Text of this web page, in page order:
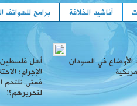
برامج للهواتف أناشيد الخلافة
في السودان
أهل
الإجرام:
فمتى تلتحم
لتحريرهم؟!